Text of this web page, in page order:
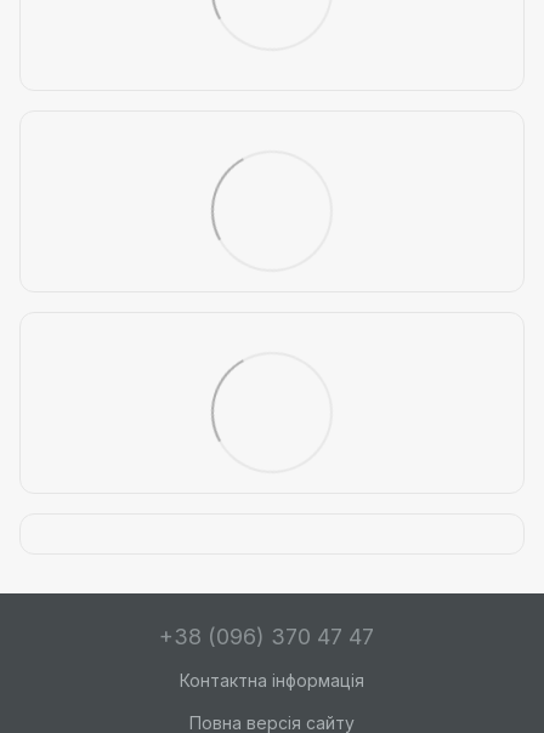
+38 (096) 370 47 47
Контактна інформація
Повна версія сайту